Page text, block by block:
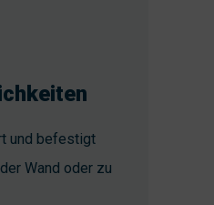
und befestigt
Wand oder zu